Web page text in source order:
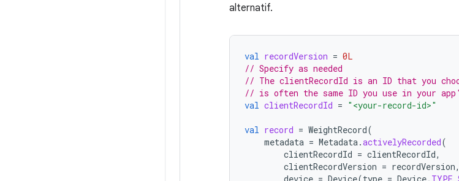
alternatif.
val recordVersion = 0L
// Specify as needed
// The clientRecordId is an ID that you
// is often the same ID you use in your
val clientRecordId = "<your-record-id>"
val record = WeightRecord(
metadata = Metadata.activelyRecorded(
clientRecordId = clientRecordId,
clientRecordVersion = recordVersion,